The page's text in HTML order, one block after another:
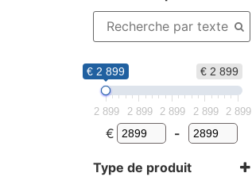
€ 2 899
€ 2 899
2 899 2 899 2 899 2 899 2 899
€ -
Type de produit